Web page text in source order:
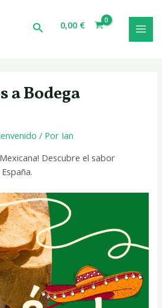
Buscar0,00 €
a Bodega
/ Por Ian
Descubre el sabor